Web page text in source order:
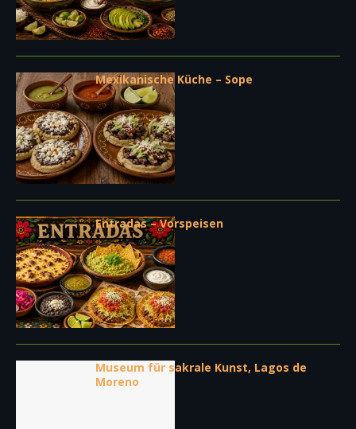
Mexikanische Küche – Sope
Entradas – Vorspeisen
Museum für sakrale Kunst, Lagos de
Moreno